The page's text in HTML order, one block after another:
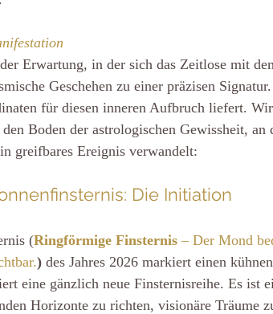
Erwartung, in der sich das Zeitlose mit
Geschehen zu einer präzisen
für diesen inneren Aufbruch liefert.
Boden der astrologischen Gewissheit,
greifbares Ereignis verwandelt:
Die Initiation
(Ringförmige Finsternis – Der Mond
) des Jahres 2026 markiert einen
eine gänzlich neue Finsternisreihe. Es ist
Horizonte zu richten, visionäre Träume